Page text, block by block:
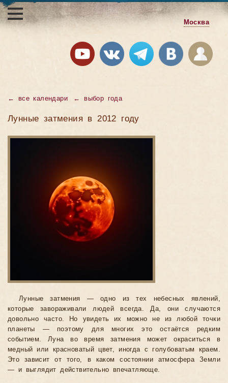
Москва
← все календари ← выбор года
Лунные затмения в 2012 году
Лунные затмения — одно из тех небесных явлений,
которые завораживали людей всегда. Да, они случаются
довольно часто. Но увидеть их можно не из любой точки
планеты — поэтому для многих это остаётся редким
событием. Луна во время затмения может окраситься в
медный или красноватый цвет, иногда с голубоватым краем.
Это зависит от того, в каком состоянии атмосфера Земли
— и выглядит действительно впечатляюще.